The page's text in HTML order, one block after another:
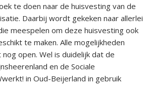
te doen naar de huisvesting van de
Daarbij wordt gekeken naar allerlei
meespelen om deze huisvesting ook
te maken. Alle mogelijkheden
open. Wel is duidelijk dat de
en de Sociale
in Oud-Beijerland in gebruik